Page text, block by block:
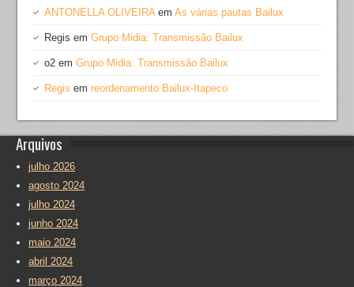
ANTONELLA OLIVEIRAemAs várias pautas Bailux
Regis emGrupo Midia: Transmissão Bailux
o2 emGrupo Midia: Transmissão Bailux
Regis emreordenamento Bailux-Itapeco
Arquivos
julho 2026
agosto 2024
julho 2024
junho 2024
maio 2024
abril 2024
março 2024